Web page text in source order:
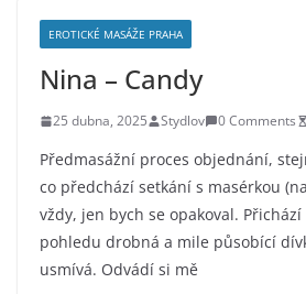
EROTICKÉ MASÁŽE PRAHA
Nina – Candy
25 dubna, 2025 Stydlov 0 Comments
Předmasážní proces objednání,
co předchází setkání s masérkou
vždy, jen bych se opakoval.
pohledu drobná a mile působící
usmívá. Odvádí si mě